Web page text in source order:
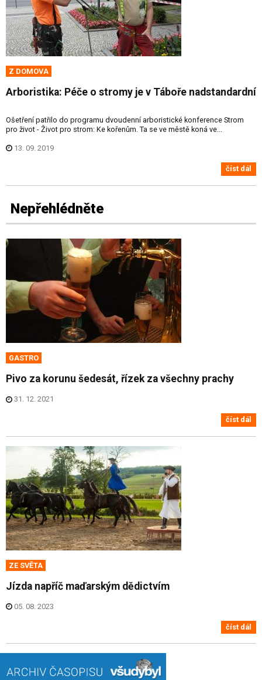
Z DOMOVA
Arboristika: Péče o stromy je v Táboře nadstandardní
Ošetření patřilo do programu dvoudenní arboristické konference Strom
pro život - Život pro strom: Ke kořenům. Ta se ve městě koná ve...
13. 09. 2019
číst dál
Nepřehlédněte
GASTRO
Pivo za korunu šedesát, řízek za všechny prachy
31. 12. 2021
číst dál
ZE SVĚTA
Jízda napříč maďarským dědictvím
05. 08. 2023
číst dál